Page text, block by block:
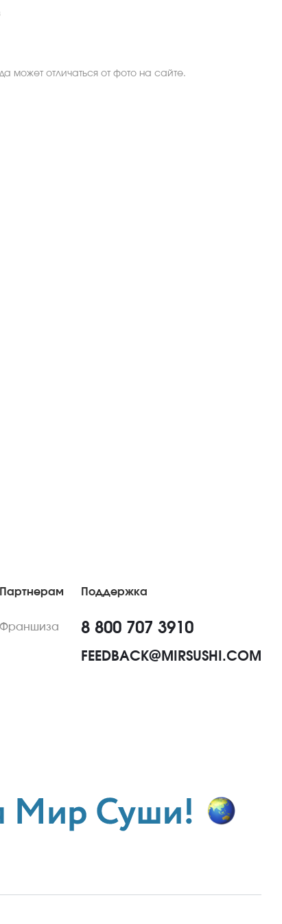
может отличаться от фото на сайте.
Партнерам
Франшиза
Поддержка
8 800 707 3910
FEEDBACK@MIRSUSHI.COM